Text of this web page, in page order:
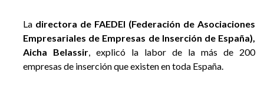
La directora de FAEDEI (Federación de Asociaciones
Empresariales de Empresas de Inserción de España),
Aicha Belassir , explicó la labor de la más de 200
empresas de inserción que existen en toda España.